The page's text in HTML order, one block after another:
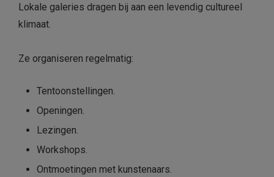
Lokale galeries dragen bij aan een levendig cultureel
klimaat.
Ze organiseren regelmatig:
Tentoonstellingen.
Openingen.
Lezingen.
Workshops.
Ontmoetingen met kunstenaars.